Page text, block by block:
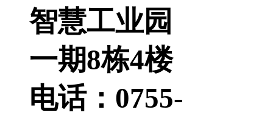
智慧工业园
一期8栋4楼
电话：0755-